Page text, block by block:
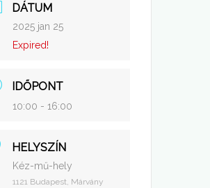
DÁTUM
2025 jan 25
Expired!
IDŐPONT
10:00 - 16:00
HELYSZÍN
Kéz-mű-hely
1121 Budapest, Márvány